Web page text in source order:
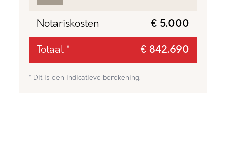
Notariskosten
€ 5.000
Totaal *
€ 842.690
* Dit is een indicatieve berekening.